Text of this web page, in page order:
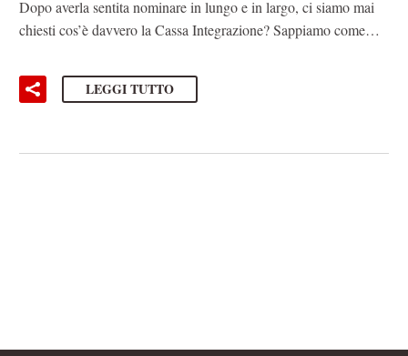
Dopo averla sentita nominare in lungo e in largo, ci siamo mai
chiesti cos’è davvero la Cassa Integrazione? Sappiamo come…
LEGGI TUTTO